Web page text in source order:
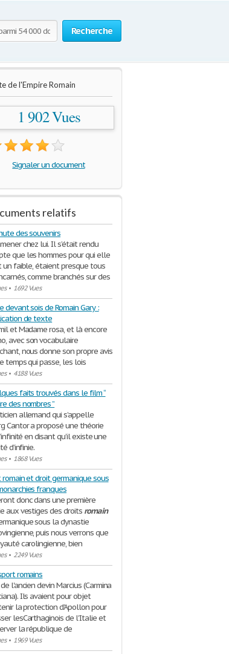
Recherche
de l'Empire Romain
1 902 Vues
Signaler un document
relatifs
des souvenirs
chez lui. Il s’était rendu
que les hommes pour qui elle
un faible, étaient presque tous
comme branchés sur des
• 1692 Vues
devant sois de Romain Gary :
de texte
et Madame rosa, et là encore
avec son vocabulaire
nous donne son propre avis
temps qui passe, les lois
• 4188 Vues
faits trouvés dans le film “
des nombres ”
allemand qui s’appelle
Cantor a proposé une théorie
en disant qu’il existe une
d’infinie.
• 1868 Vues
romain et droit germanique sous
franques
donc dans une première
aux vestiges des droits romain
sous la dynastie
puis nous verrons que
carolingienne, bien
• 2249 Vues
romains
l'ancien devin Marcius (Carmina
Ils avaient pour objet
la protection d'Apollon pour
lesCarthaginois de l'Italie et
la république de
• 1969 Vues